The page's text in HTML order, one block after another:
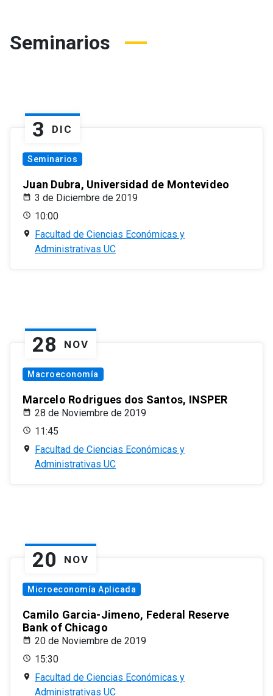
Seminarios
3 DIC
Seminarios
Juan Dubra, Universidad de Montevideo
3 de Diciembre de 2019
10:00
Facultad de Ciencias Económicas y
Administrativas UC
28 NOV
Macroeconomía
Marcelo Rodrigues dos Santos, INSPER
28 de Noviembre de 2019
11:45
Facultad de Ciencias Económicas y
Administrativas UC
20 NOV
Microeconomía Aplicada
Camilo Garcia-Jimeno, Federal Reserve
Bank of Chicago
20 de Noviembre de 2019
15:30
Facultad de Ciencias Económicas y
Administrativas UC